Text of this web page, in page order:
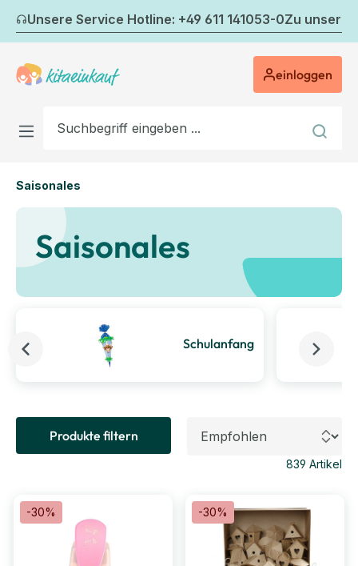
Zum Hauptinhalt springen
Unsere Service Hotline: +49 611 141053-0Zu
einloggen
Saisonales
Saisonales
Schulanfang
Produkte filtern
839 Artikel
-30% -30%